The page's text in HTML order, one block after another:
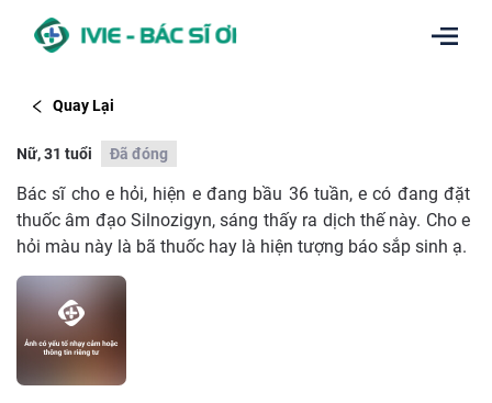
Quay Lại
Nữ, 31 tuổi Đã đóng
Bác sĩ cho e hỏi, hiện e đang bầu 36 tuần, e có đang đặt
thuốc âm đạo Silnozigyn, sáng thấy ra dịch thế này. Cho e
hỏi màu này là bã thuốc hay là hiện tượng báo sắp sinh ạ.